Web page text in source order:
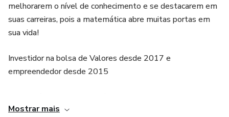
melhorarem o nível de conhecimento e se destacarem em
suas carreiras, pois a matemática abre muitas portas em
sua vida!
Investidor na bolsa de Valores desde 2017 e
empreendedor desde 2015
conheça meus cursos de Matemática, para você aprender
Mostrar mais